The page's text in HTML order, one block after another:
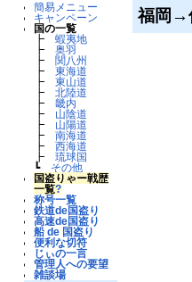
簡易メニュー
キャンペーン
国の一覧
┣蝦夷地
┣奥羽
┣ 関八州
┣東海道
┣東山道
┣北陸道
┣畿内
┣ 山陰道
┣ 山陽道
┣南海道
┣西海道
┣琉球国
┗ その他
国盗りゃー戦歴
一覧?
称号一覧
鉄道de国盗り
高速de国盗り
船 de 国盗り
便利な切符
じぃの一言
管理人への要望
雑談場
福岡→